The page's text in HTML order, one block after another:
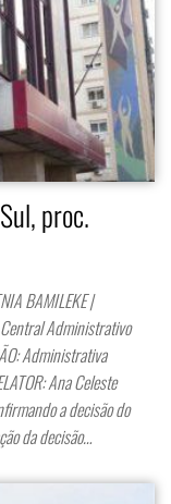
proc.
BAMILEKE |
Administrativo
Administrativa
Ana Celeste
a decisão do
da decisão…